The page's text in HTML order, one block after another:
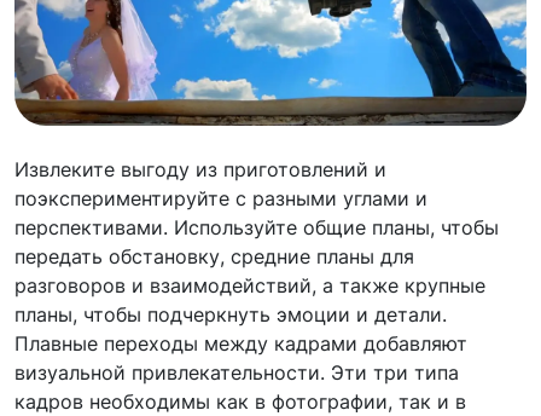
Извлеките выгоду из приготовлений и
поэкспериментируйте с разными углами и
перспективами. Используйте общие планы, чтобы
передать обстановку, средние планы для
разговоров и взаимодействий, а также крупные
планы, чтобы подчеркнуть эмоции и детали.
Плавные переходы между кадрами добавляют
визуальной привлекательности. Эти три типа
кадров необходимы как в фотографии, так и в